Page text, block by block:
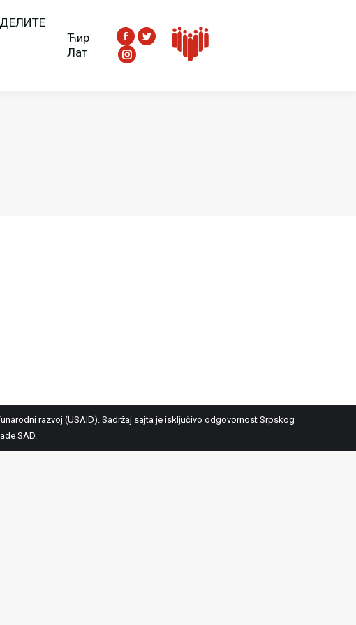
Ћир
Лат
Facebook
Twitter
Instagram
razvoj (USAID). Sadržaj sajta je isključivo odgovornost Srpskog
SAD.